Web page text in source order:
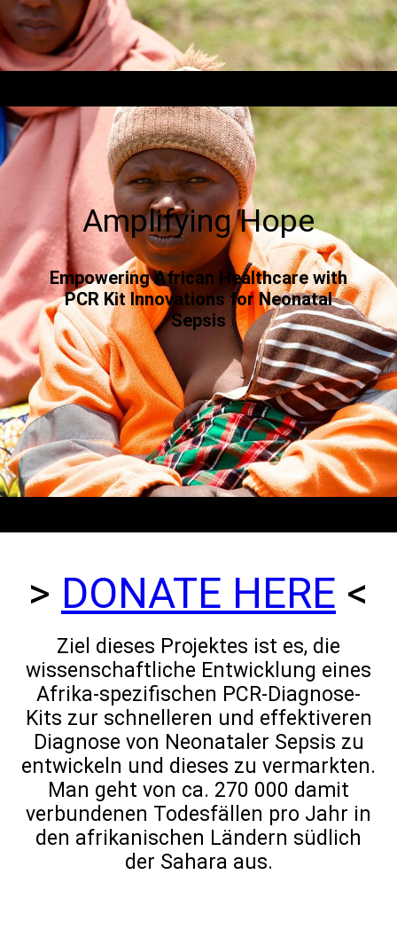
Amplifying Hope
Empowering African Healthcare with
PCR Kit Innovations for Neonatal
Sepsis
> DONATE HERE <
Ziel dieses Projektes ist es, die
wissenschaftliche Entwicklung eines
Afrika-spezifischen PCR-Diagnose-
Kits zur schnelleren und effektiveren
Diagnose von Neonataler Sepsis zu
entwickeln und dieses zu vermarkten.
Man geht von ca. 270 000 damit
verbundenen Todesfällen pro Jahr in
den afrikanischen Ländern südlich
der Sahara aus.